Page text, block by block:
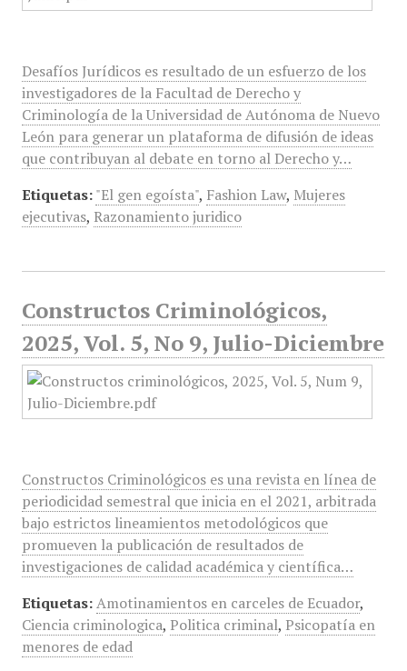
Desafíos Jurídicos es resultado de un esfuerzo de los
investigadores de la Facultad de Derecho y
Criminología de la Universidad de Autónoma de Nuevo
León para generar un plataforma de difusión de ideas
que contribuyan al debate en torno al Derecho y…
Etiquetas: "El gen egoísta", Fashion Law, Mujeres
ejecutivas, Razonamiento juridico
Constructos Criminológicos,
2025, Vol. 5, No 9, Julio-Diciembre
Constructos Criminológicos es una revista en línea de
periodicidad semestral que inicia en el 2021, arbitrada
bajo estrictos lineamientos metodológicos que
promueven la publicación de resultados de
investigaciones de calidad académica y científica…
Etiquetas: Amotinamientos en carceles de Ecuador,
Ciencia criminologica, Politica criminal, Psicopatía en
menores de edad